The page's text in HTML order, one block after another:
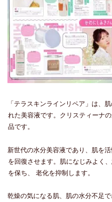
「テラスキンラインリペア」は、
れた美容液です。クリスティーナ
品です。
新世代の水分美容液であり、肌を
を回復させます。肌になじみよく
を保ち、 老化を抑制します。
乾燥の気になる肌、肌の水分不足